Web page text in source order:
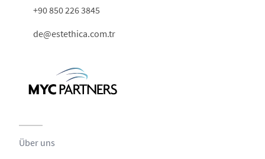
+90 850 226 3845
de@estethica.com.tr
Über uns